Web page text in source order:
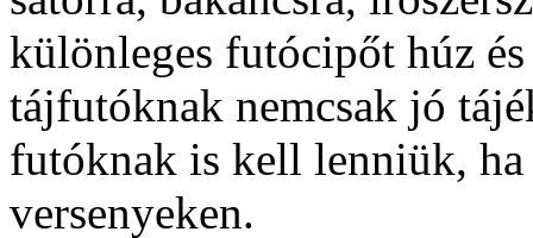
különleges futócipőt húz
tájfutóknak nemcsak jó
futóknak is kell lenniük,
versenyeken.